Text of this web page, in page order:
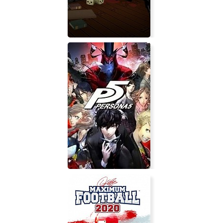
Escape from Skull Dungeon